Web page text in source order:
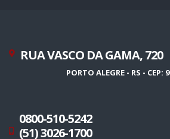
RUA VASCO DA GAMA, 720
PORTO ALEGRE - RS - CEP:
0800-510-5242
(51) 3026-1700